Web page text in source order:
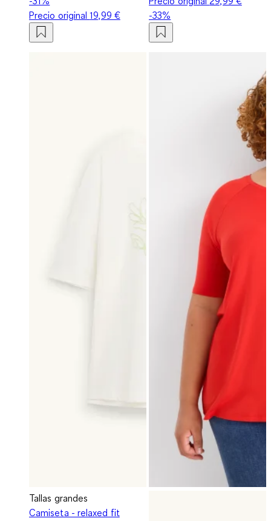
Precio original19,99 €
-33%
Tallas grandes
Camiseta - relaxed fit